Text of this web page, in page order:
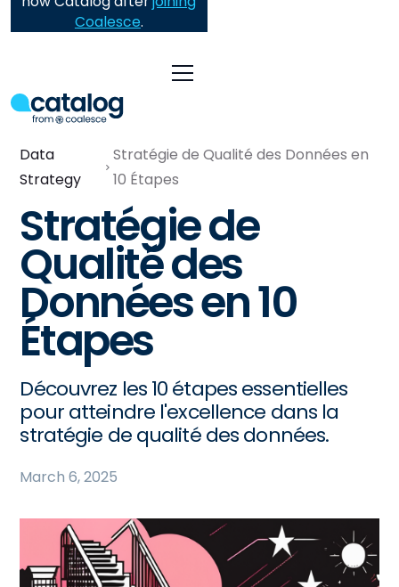
Coalesce.
Data
Strategy
Stratégie de Qualité des Données en
10 Étapes
Stratégie de
Qualité des
Données en 10
Étapes
Découvrez les 10 étapes essentielles
pour atteindre l'excellence dans la
stratégie de qualité des données.
March 6, 2025